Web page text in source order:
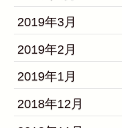
2019年3月
2019年2月
2019年1月
2018年12月